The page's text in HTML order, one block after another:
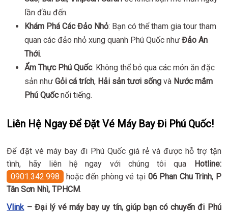
lần đầu đến.
Khám Phá Các Đảo Nhỏ: Bạn có thể tham gia tour tham
quan các đảo nhỏ xung quanh Phú Quốc nhưĐảo An
Thới.
Ẩm Thực Phú Quốc: Không thể bỏ qua các món ăn đặc
sản nhưGỏi cá trích, Hải sản tươi sống và Nước mắm
Phú Quốcnổi tiếng.
Liên Hệ Ngay Để Đặt Vé Máy Bay Đi Phú Quốc!
Để đặt vé máy bay đi Phú Quốc giá rẻ và được hỗ trợ tận
tình, hãy liên hệ ngay với chúng tôi qua
Hotline:
0901.342.998
hoặc đến phòng vé tại 06 Phan Chu Trinh, P
Tân Sơn Nhì, TPHCM.
Vlink – Đại lý vé máy bay uy tín, giúp bạn có chuyến đi Phú